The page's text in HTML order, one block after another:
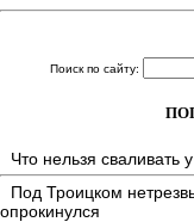
Поиск по сайту:
Что нельзя сваливать
Под Троицком
опрокинулся